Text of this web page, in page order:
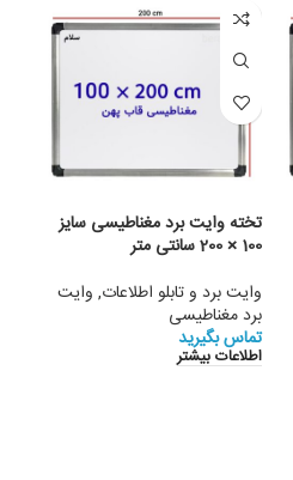
تخته وایت برد مغناطیسی سایز
100 × 200 سانتی متر
وایت برد و تابلو اطلاعات, وایت
برد مغناطیسی
تماس بگیرید
اطلاعات بیشتر